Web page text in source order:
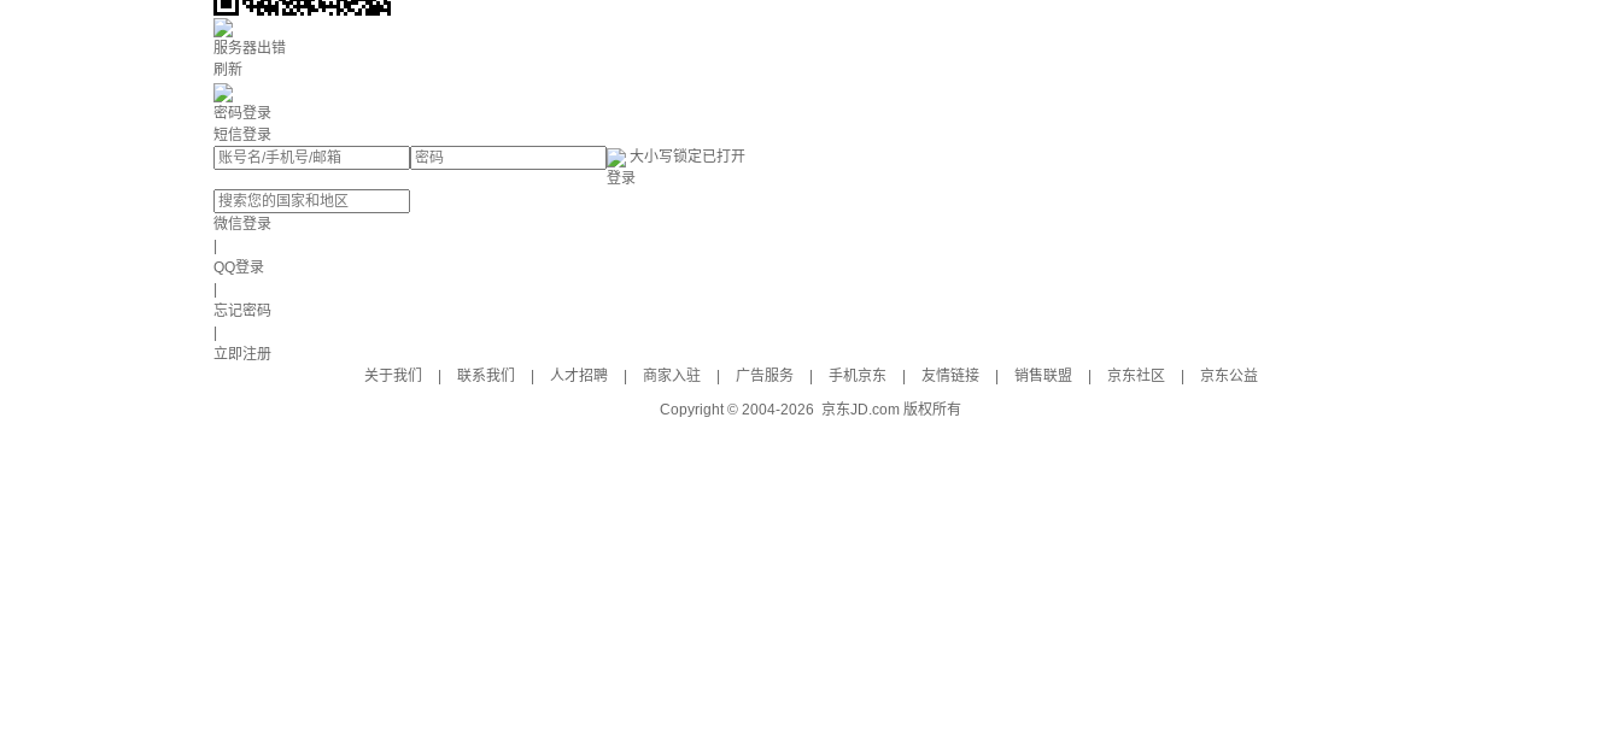
服务器出错
刷新
密码登录
短信登录
大小写锁定已打开
登录
微信登录
QQ登录
忘记密码
立即注册
关于我们
联系我们 人才招聘 商家入驻 广告服务 手机京东 友情链接 销售联盟 京东社区
京东公益
Copyright © 2004-2026 京东JD.com 版权所有